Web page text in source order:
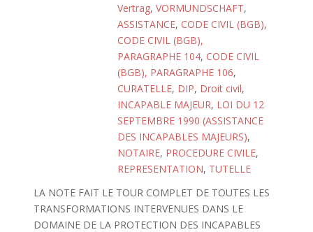
Vertrag, VORMUNDSCHAFT,
ASSISTANCE, CODE CIVIL (BGB),
CODE CIVIL (BGB),
PARAGRAPHE 104, CODE CIVIL
(BGB), PARAGRAPHE 106,
CURATELLE, DIP, Droit civil,
INCAPABLE MAJEUR, LOI DU 12
SEPTEMBRE 1990 (ASSISTANCE
DES INCAPABLES MAJEURS),
NOTAIRE, PROCEDURE CIVILE,
REPRESENTATION, TUTELLE
LA NOTE FAIT LE TOUR COMPLET DE TOUTES LES
TRANSFORMATIONS INTERVENUES DANS LE
DOMAINE DE LA PROTECTION DES INCAPABLES